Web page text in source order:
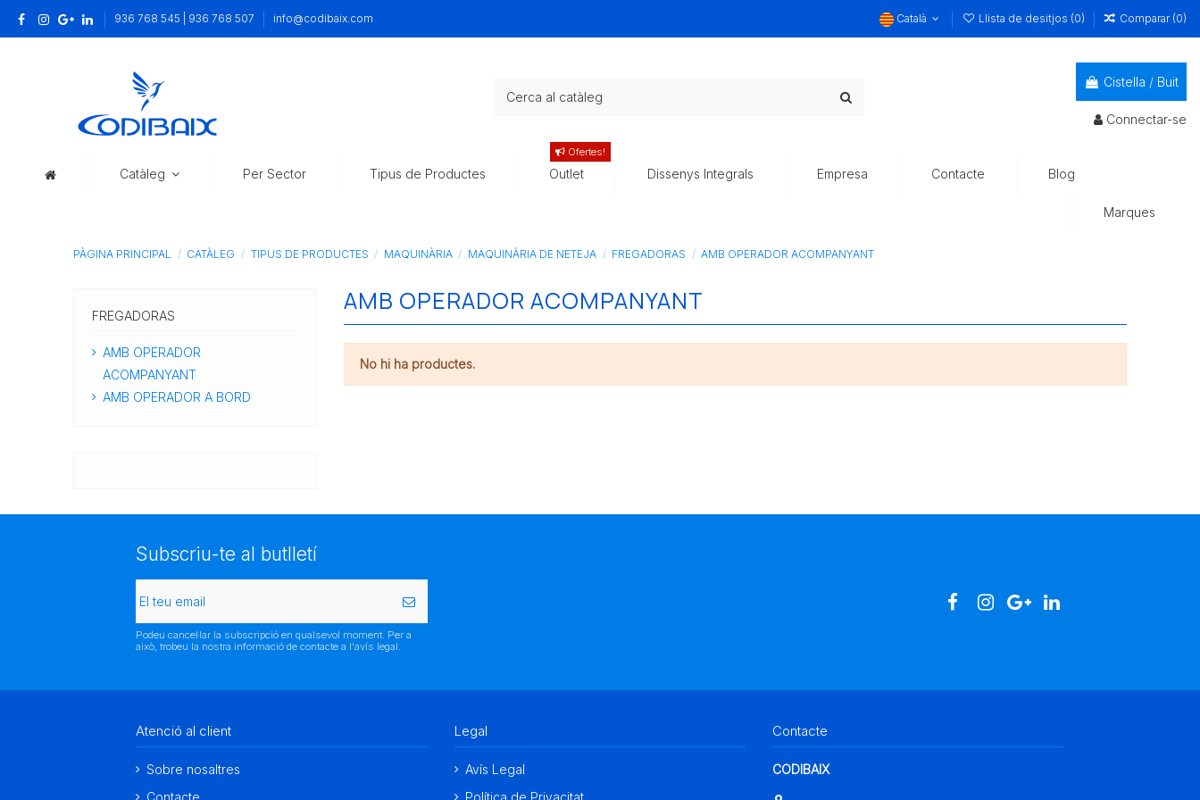
936 768 545 | 936 768 507 info@codibaix.com Català Llista de desitjos (0) Comparar (0)
Cistella / Buit
Connectar-se
Catàleg Per Sector Tipus de Productes Outlet
Ofertes!
Dissenys Integrals Empresa Contacte Blog
Marques
PÀGINA PRINCIPAL CATÀLEG TIPUS DE PRODUCTES MAQUINÀRIA MAQUINÀRIA DE NETEJA FREGADORAS AMB OPERADOR ACOMPANYANT
AMB OPERADOR ACOMPANYANT
No hi ha productes.
FREGADORAS
AMB OPERADOR
ACOMPANYANT
AMB OPERADOR A BORD
Subscriu-te al butlletí
Podeu cancel·lar la subscripció en qualsevol moment. Per a
això, trobeu la nostra informació de contacte a l'avís legal.
Atenció al client
Sobre nosaltres
Contacte
Legal
Avís Legal
Política de Privacitat
Contacte
CODIBAIX